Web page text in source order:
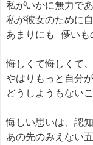
私がいかに無力で
私が彼女のために
あまりにも 儚いも
悔しくて悔しくて、
やはりもっと自分
どうしようもない
悔しい思いは、認
あの先のみえない